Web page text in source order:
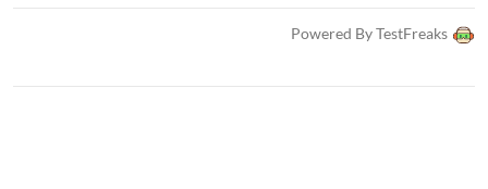
Powered By TestFreaks